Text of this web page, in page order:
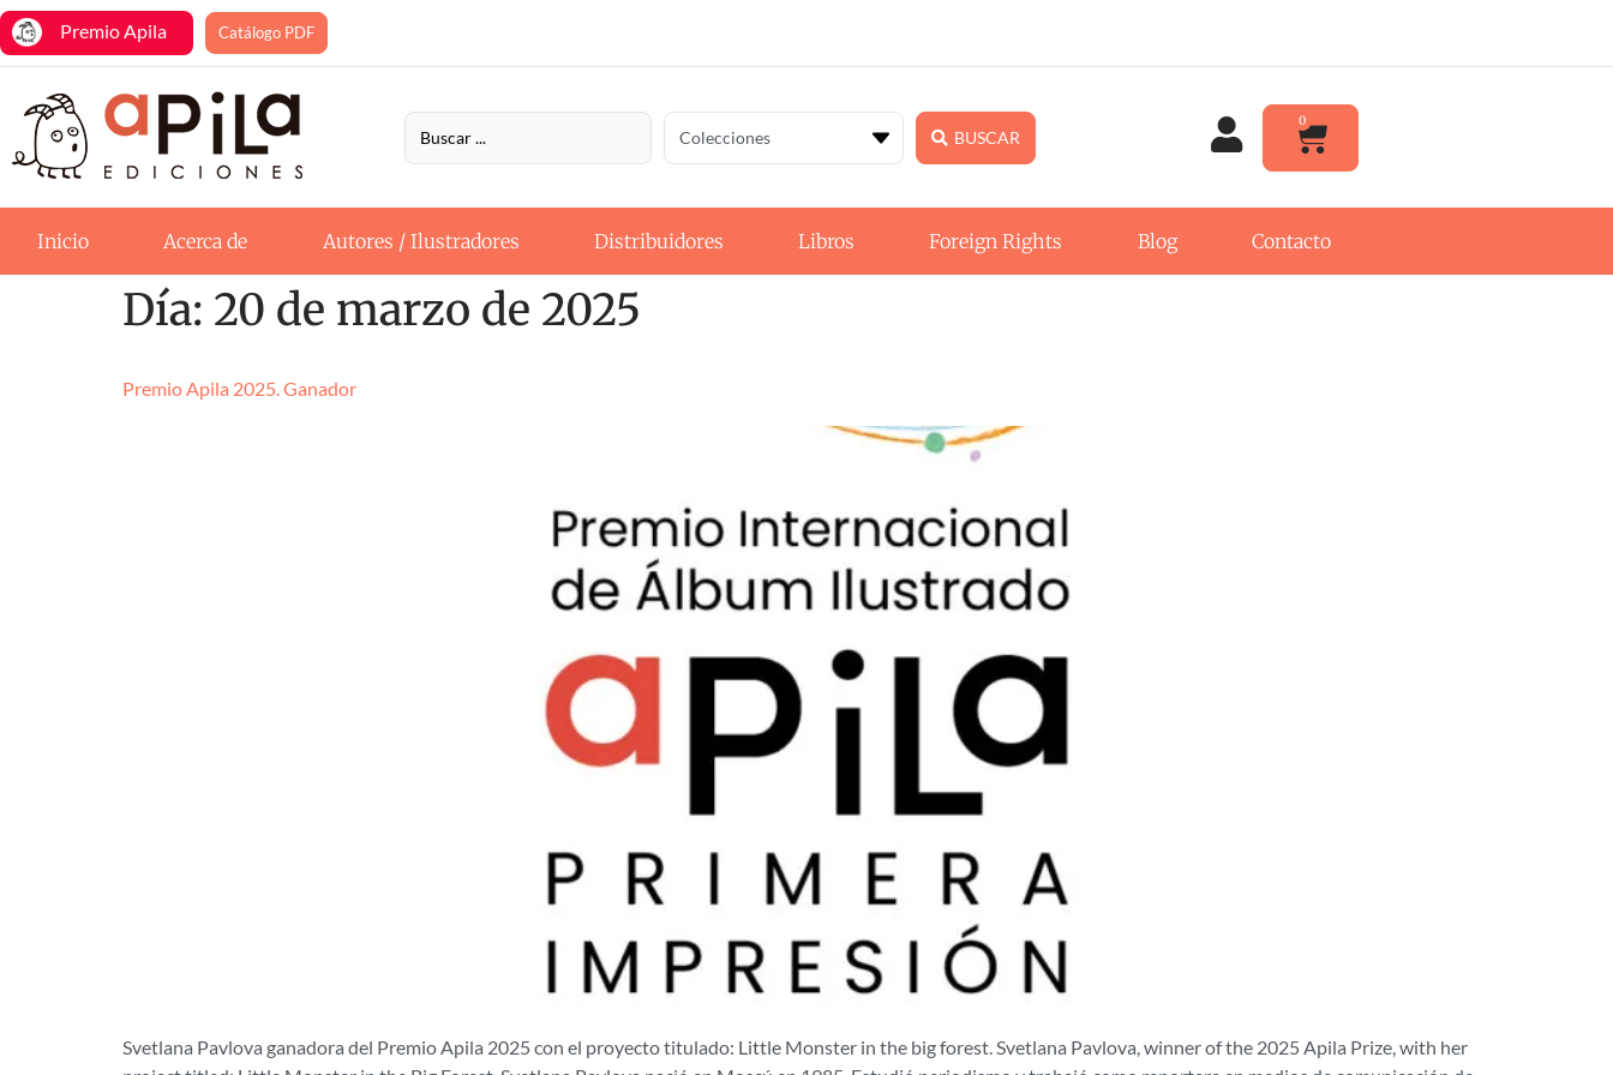
Premio Apila Catálogo PDF
BUSCAR
0
Inicio Acerca de Autores / Ilustradores Distribuidores Libros Foreign Rights Blog Contacto
Día: 20 de marzo de 2025
Premio Apila 2025. Ganador
Svetlana Pavlova ganadora del Premio Apila 2025 con el proyecto titulado: Little Monster in the big forest. Svetlana Pavlova, winner of the 2025 Apila Prize, with her